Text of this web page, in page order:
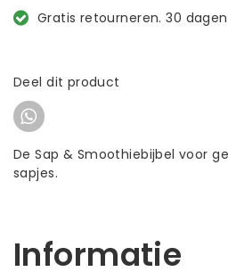
Gratis retourneren. 30
Deel dit product
De Sap & Smoothiebijbel voor
sapjes.
Informatie